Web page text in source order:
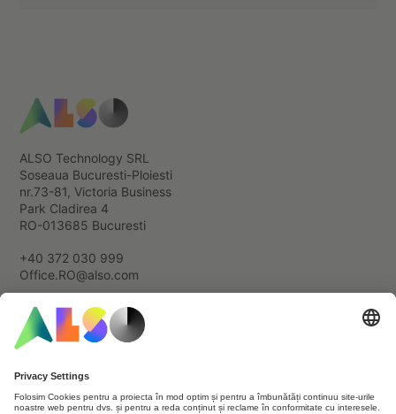
ALSO Technology SRL
Soseaua Bucuresti-Ploiesti
nr.73-81, Victoria Business
Park Cladirea 4
RO-013685 Bucuresti
+40 372 030 999
Office.RO@also.com
Cookie & Third Party List
Data Privacy Statement
Terms of use
General terms and conditions